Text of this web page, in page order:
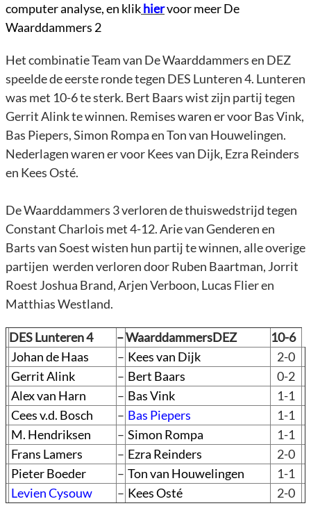
computer analyse, en klikhiervoor meer De
Waarddammers 2
Het combinatie Team van De Waarddammers en DEZ
speelde de eerste ronde tegen DES Lunteren 4. Lunteren
was met 10-6 te sterk. Bert Baars wist zijn partij tegen
Gerrit Alink te winnen. Remises waren er voor Bas Vink,
Bas Piepers, Simon Rompa en Ton van Houwelingen.
Nederlagen waren er voor Kees van Dijk, Ezra Reinders
en Kees Osté.
De Waarddammers 3 verloren de thuiswedstrijd tegen
Constant Charlois met 4-12. Arie van Genderen en
Barts van Soest wisten hun partij te winnen, alle overige
partijen werden verloren door Ruben Baartman, Jorrit
Roest Joshua Brand, Arjen Verboon, Lucas Flier en
Matthias Westland.
DES Lunteren 4 –WaarddammersDEZ
10-6
Johan de Haas
– Kees van Dijk
2-0
Gerrit Alink
– Bert Baars
0-2
Alex van Harn
– Bas Vink
1-1
Cees v.d. Bosch
– Bas Piepers
1-1
M. Hendriksen
– Simon Rompa
1-1
Frans Lamers
– Ezra Reinders
2-0
Pieter Boeder
– Ton van Houwelingen
1-1
Levien Cysouw
– Kees Osté 2-0